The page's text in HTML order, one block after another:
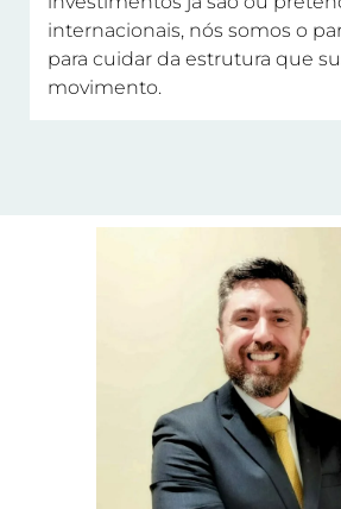
internacionais, nós somos o
para cuidar da estrutura que
movimento.